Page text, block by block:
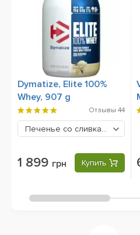
Dymatize, Elite 100%
Whey, 907 g
Отзывы 44
Печенье со сливками 1899
1 899 грн Купить